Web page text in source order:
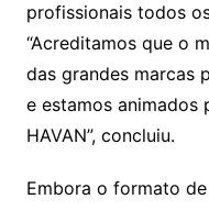
profissionais todos
“Acreditamos que o
das grandes marcas
e estamos animados
HAVAN”, concluiu.
Embora o formato